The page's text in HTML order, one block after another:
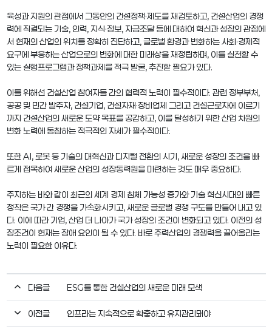
육성과 지원의 관점에서 그동안의 건설정책·제도를 재검토하고, 건설산업의 경쟁
력에 직결되는 기술, 인력, 지식·정보, 자금조달 등에 대하여 혁신과 성장의 관점에
서 현재의 산업의 위치를 정확히 진단하고, 글로벌 환경과 변화하는 사회·경제적
요구에 부응하는 산업으로의 변화에 대한 미래상을 재정립하며, 이를 실천할 수
있는 실행프로그램과 정책과제를 적극 발굴, 추진할 필요가 있다.
이를 위해선 건설산업 참여자들 간의 협력적 노력이 필수적이다. 관련 정부부처,
공공 및 민간 발주자, 건설기업, 건설자재·장비업체 그리고 건설근로자에 이르기
까지 건설산업의 새로운 도약 목표를 공감하고, 이를 달성하기 위한 산업 차원의
변화 노력에 동참하는 적극적인 자세가 필수적이다.
또한 AI, 로봇 등 기술의 대혁신과 디지털 전환의 시기, 새로운 성장의 조건을 빠
르게 접목하여 새로운 산업의 성장동력원을 마련하는 것도 매우 중요하다.
주지하는 바와 같이 최근의 세계 경제 침체 가능성 증가와 기술 혁신시대의 빠른
정착은 국가 간 경쟁을 가속화시키고, 새로운 글로벌 경쟁 구도를 만들어 내고 있
다. 이에 따라 기업, 산업 더 나아가 국가 성장의 조건이 변화되고 있다. 이전의 성
장조건이 현재는 장애 요인이 될 수 있다. 바로 주력산업의 경쟁력을 끌어올리는
노력이 필요한 이유다.
다음글 ESG를 통한 건설산업의 새로운 미래 모색
이전글 인프라는 지속적으로 확충하고 유지관리돼야